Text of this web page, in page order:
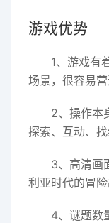
游戏优势
1、游戏有
场景，很容易营
2、操作本
探索、互动、找
3、高清画
利亚时代的冒险
4、谜题数